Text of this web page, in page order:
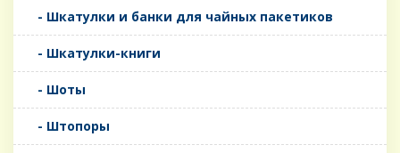
- Шкатулки и банки для чайных пакетиков
- Шкатулки-книги
- Шоты
- Штопоры